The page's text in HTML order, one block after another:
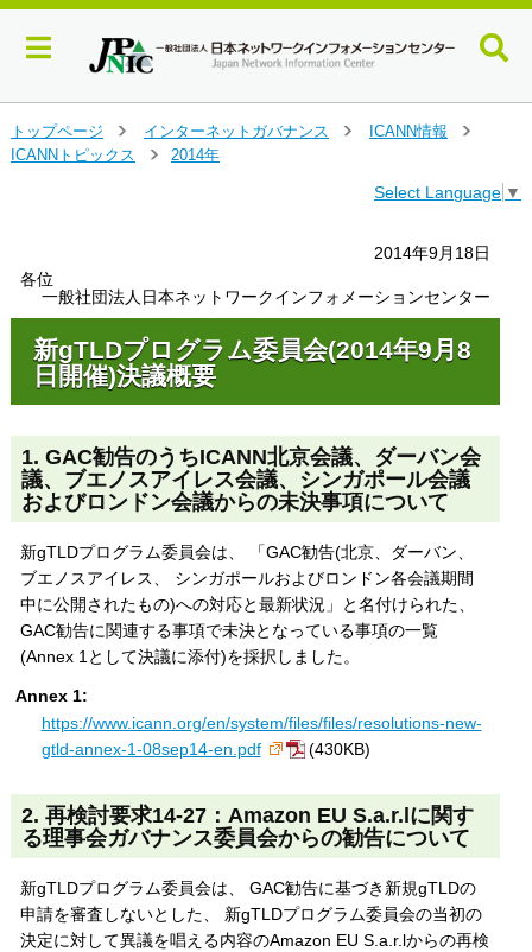
イ
へ
す
トップページ
＞
インターネットガバナンス
ICANN情報
ICANNトピックス
2014年
Select Language ▼
2014年9月18日
各位
一般社団法人日本ネットワークインフォメーションセンター
新gTLDプログラム委員会(2014年9月8
日開催)決議概要
1. GAC勧告のうちICANN北京会議、ダーバン会
議、ブエノスアイレス会議、シンガポール会議
およびロンドン会議からの未決事項について
新gTLDプログラム委員会は、 「GAC勧告(北京、ダーバン、
ブエノスアイレス、 シンガポールおよびロンドン各会議期間
中に公開されたもの)への対応と最新状況」と名付けられた、
GAC勧告に関連する事項で未決となっている事項の一覧
(Annex 1として決議に添付)を採択しました。
Annex 1:
https://www.icann.org/en/system/files/files/resolutions-new-
gtld-annex-1-08sep14-en.pdf
(430KB)
2. 再検討要求14-27：Amazon EU S.a.r.lに関す
る理事会ガバナンス委員会からの勧告について
新gTLDプログラム委員会は、 GAC勧告に基づき新規gTLDの
申請を審査しないとした、 新gTLDプログラム委員会の当初の
決定に対して異議を唱える内容のAmazon EU S.a.r.lからの再検